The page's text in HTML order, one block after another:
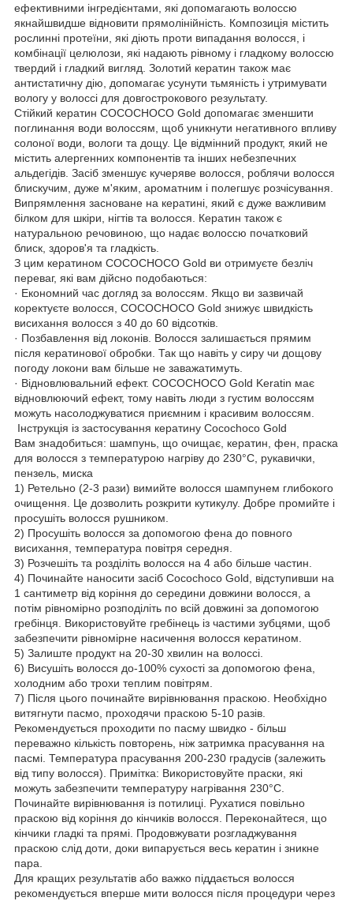
ефективними інгредієнтами, які допомагають волоссю
якнайшвидше відновити прямолінійність. Композиція містить
рослинні протеїни, які діють проти випадання волосся, і
комбінації целюлози, які надають рівному і гладкому волоссю
твердий і гладкий вигляд. Золотий кератин також має
антистатичну дію, допомагає усунути тьмяність і утримувати
вологу у волоссі для довгострокового результату.
Стійкий кератин COCOCHOCO Gold допомагає зменшити
поглинання води волоссям, щоб уникнути негативного впливу
солоної води, вологи та дощу. Це відмінний продукт, який не
містить алергенних компонентів та інших небезпечних
альдегідів. Засіб зменшує кучеряве волосся, роблячи волосся
блискучим, дуже м'яким, ароматним і полегшує розчісування.
Випрямлення засноване на кератині, який є дуже важливим
білком для шкіри, нігтів та волосся. Кератин також є
натуральною речовиною, що надає волоссю початковий
блиск, здоров'я та гладкість.
З цим кератином COCOCHOCO Gold ви отримуєте безліч
переваг, які вам дійсно подобаються:
· Економний час догляд за волоссям. Якщо ви зазвичай
коректуєте волосся, COCOCHOCO Gold знижує швидкість
висихання волосся з 40 до 60 відсотків.
· Позбавлення від локонів. Волосся залишається прямим
після кератинової обробки. Так що навіть у сиру чи дощову
погоду локони вам більше не заважатимуть.
· Відновлювальний ефект. COCOCHOCO Gold Keratin має
відновлюючий ефект, тому навіть люди з густим волоссям
можуть насолоджуватися приємним і красивим волоссям.
Інструкція із застосування кератину Cocochoco Gold
Вам знадобиться: шампунь, що очищає, кератин, фен, праска
для волосся з температурою нагріву до 230°C, рукавички,
пензель, миска
1) Ретельно (2-3 рази) вимийте волосся шампунем глибокого
очищення. Це дозволить розкрити кутикулу. Добре промийте і
просушіть волосся рушником.
2) Просушіть волосся за допомогою фена до повного
висихання, температура повітря середня.
3) Розчешіть та розділіть волосся на 4 або більше частин.
4) Починайте наносити засіб Cocochoco Gold, відступивши на
1 сантиметр від коріння до середини довжини волосся, а
потім рівномірно розподіліть по всій довжині за допомогою
гребінця. Використовуйте гребінець із частими зубцями, щоб
забезпечити рівномірне насичення волосся кератином.
5) Залиште продукт на 20-30 хвилин на волоссі.
6) Висушіть волосся до-100% сухості за допомогою фена,
холодним або трохи теплим повітрям.
7) Після цього починайте вирівнювання праскою. Необхідно
витягнути пасмо, проходячи праскою 5-10 разів.
Рекомендується проходити по пасму швидко - більш
переважно кількість повторень, ніж затримка прасування на
пасмі. Температура прасування 200-230 градусів (залежить
від типу волосся). Примітка: Використовуйте праски, які
можуть забезпечити температуру нагрівання 230°C.
Починайте вирівнювання із потилиці. Рухатися повільно
праскою від коріння до кінчиків волосся. Переконайтеся, що
кінчики гладкі та прямі. Продовжувати розгладжування
праскою слід доти, доки випарується весь кератин і зникне
пара.
Для кращих результатів або важко піддається волосся
рекомендується вперше мити волосся після процедури через